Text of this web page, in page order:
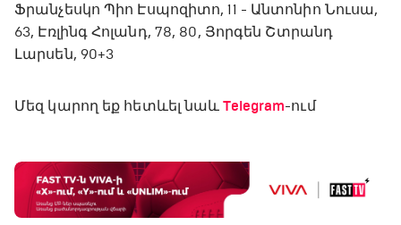
Ֆրանչեսկո Պիո Էսպոզիտո, 11 - Անտոնիո Նուսա,
63, Էռլինգ Հոլանդ, 78, 80, Յորգեն Շտրանդ
Լարսեն, 90+3
Մեզ կարող եք հետևել նաև Telegram-ում